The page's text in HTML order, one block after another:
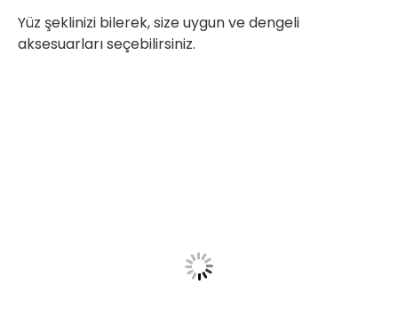
Yüz şeklinizi bilerek, size uygun ve dengeli
aksesuarları seçebilirsiniz.